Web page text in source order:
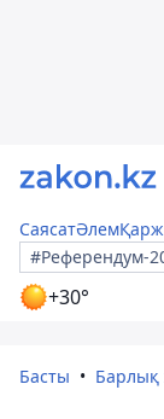
СаясатӘлем
#Референдум-
+30°
Басты Барлық